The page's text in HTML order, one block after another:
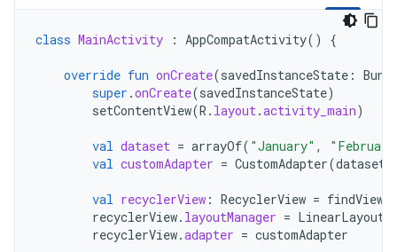
class MainActivity : AppCompatActivity() {
override fun onCreate(savedInstanceState :
super .onCreate(savedInstanceState)
setContentView(R . layout.activity_main)
val dataset = arrayOf( "January" ,
val customAdapter = CustomAdapter(dataset
val recyclerView : RecyclerView =
recyclerView. layoutManager =
recyclerView.adapter = customAdapter